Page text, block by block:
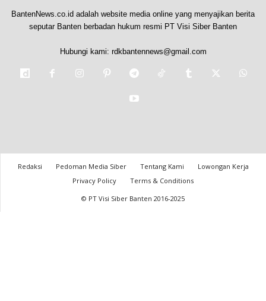
BantenNews.co.id adalah website media online yang menyajikan berita
seputar Banten berbadan hukum resmi PT Visi Siber Banten
Hubungi kami: rdkbantennews@gmail.com
Redaksi Pedoman Media Siber Tentang Kami
Lowongan Kerja
Privacy Policy
Terms & Conditions
© PT Visi Siber Banten 2016-2025